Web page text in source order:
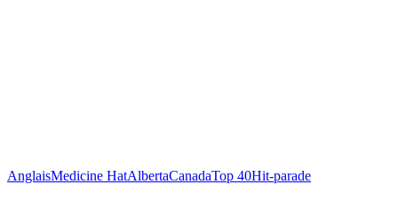
AnglaisMedicine HatAlbertaCanadaTop 40Hit-parade